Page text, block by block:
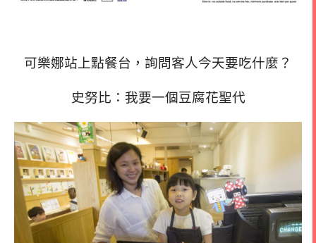
可樂娜站上點餐台，詢問客人今天要吃什麼？
史努比：我要一個豆腐花聖代